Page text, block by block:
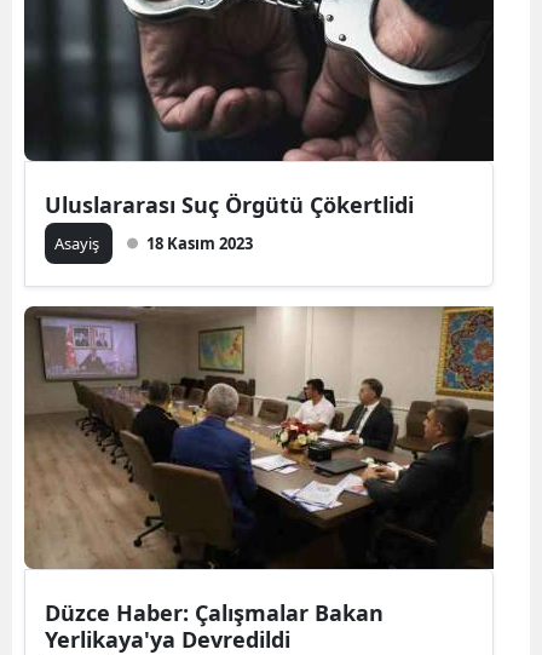
Uluslararası Suç Örgütü Çökertlidi
Asayiş 18 Kasım 2023
Düzce Haber: Çalışmalar Bakan
Yerlikaya'ya Devredildi